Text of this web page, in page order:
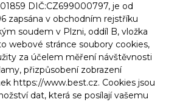
DIČ:CZ699000797, je od
zapsána v obchodním rejstříku
soudem v Plzni, oddíl B, vložka
webové stránce soubory cookies,
za účelem měření návštěvnosti
přizpůsobení zobrazení
https://www.best.cz. Cookies jsou
dat, která se posílají vašemu